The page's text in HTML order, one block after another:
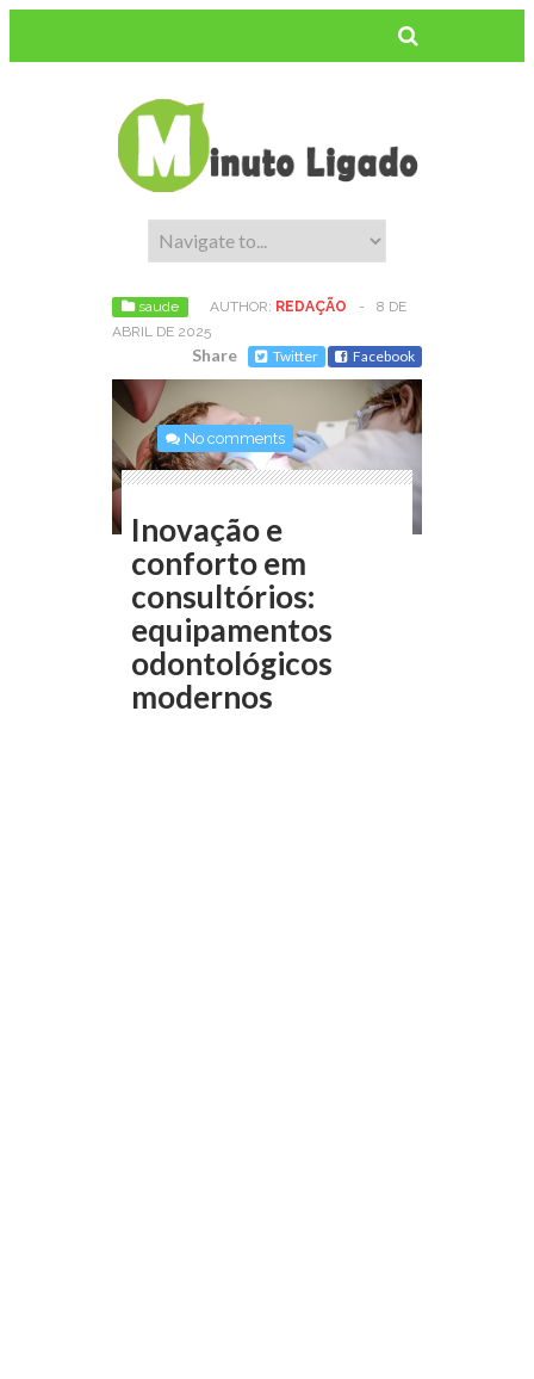
saude AUTHOR: REDAÇÃO -
8 DE
ABRIL DE 2025
Share Twitter Facebook
No comments
Inovação e
conforto em
consultórios:
equipamentos
odontológicos
modernos